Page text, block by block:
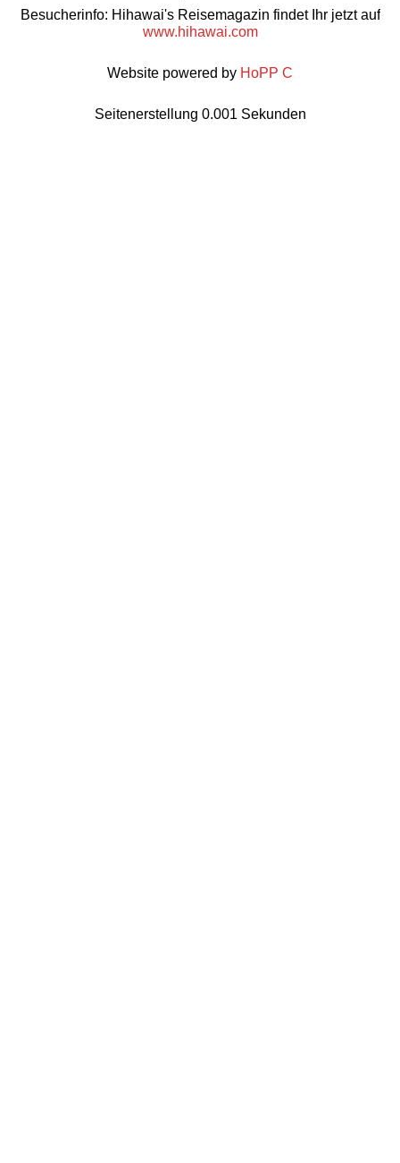
Besucherinfo: Hihawai's Reisemagazin findet Ihr jetzt auf
www.hihawai.com
Website powered by HoPP C
Seitenerstellung 0.001 Sekunden